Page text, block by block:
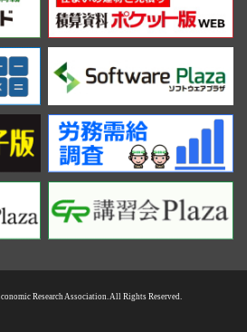
Research Association. All Rights Reserved.